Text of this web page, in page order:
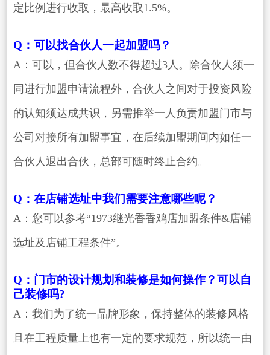
定比例进行收取，最高收取1.5%。
Q：可以找合伙人一起加盟吗？
A：可以，但合伙人数不得超过3人。除合伙人须一
同进行加盟申请流程外，合伙人之间对于投资风险
的认知须达成共识，另需推举一人负责加盟门市与
公司对接所有加盟事宜，在后续加盟期间内如任一
合伙人退出合伙，总部可随时终止合约。
Q：在店铺选址中我们需要注意哪些呢？
A：您可以参考“1973继光香香鸡店加盟条件&店铺
选址及店铺工程条件”。
Q：门市的设计规划和装修是如何操作？可以自
己装修吗?
A：我们为了统一品牌形象，保持整体的装修风格
且在工程质量上也有一定的要求规范，所以统一由